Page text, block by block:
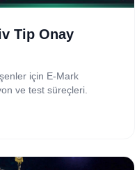
Tip Onay
için E-Mark
ve test süreçleri.